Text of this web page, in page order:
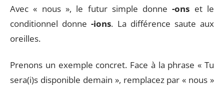
Avec « nous », le futur simple donne-ons et le
conditionnel donne-ions. La différence saute aux
oreilles.
Prenons un exemple concret. Face à la phrase « Tu
sera(i)s disponible demain », remplacez par « nous »